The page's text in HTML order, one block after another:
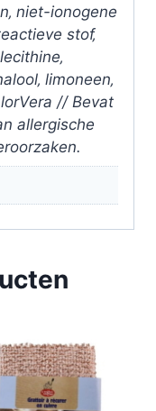
niet-ionogene
stof‚
limoneen‚
// Bevat
allergische